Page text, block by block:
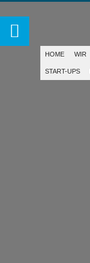
HOME WIR
START-UPS